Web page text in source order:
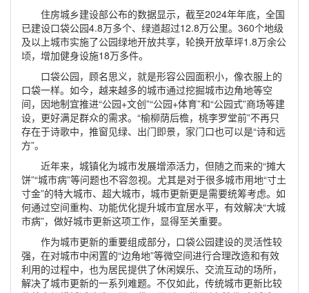
住房城乡建设部公布的数据显示，截至2024年年底，全国
已建设口袋公园4.8万多个、绿道超过12.8万公里。360个地级
及以上城市实施了公园绿地开放共享，轮换开放草坪1.8万余公
顷，增加健身设施18万多件。
口袋公园，顾名思义，就是形容公园面积小，像衣服上的
口袋一样。如今，越来越多的城市通过挖掘城市边角地等空
间，因地制宜推进“公园+文创”“公园+体育”和“公园式”商场等建
设，更好满足群众的需求。“榆柳荫后檐，桃李罗堂前”不再只
存在于诗歌中，推窗见绿、出门即景，家门口也可以是“诗和远
方”。
近年来，城镇化为城市发展增添活力，但随之而来的“摊大
饼”“城市病”等问题也不容忽视。尤其是对于很多城市用地“寸土
寸金”的特大城市、超大城市，城市更新更是需要统筹考虑。如
何通过空间重构、功能优化提升城市宜居水平，有效解决“大城
市病”，做好城市更新这项工作，显得至关重要。
作为城市更新的重要组成部分，口袋公园建设的灵活性较
强，在对城市中闲置的“边角地”等微空间进行合理改造和有效
利用的过程中，也为居民提供了休闲娱乐、交流互动的场所，
解决了城市更新的一系列难题。不仅如此，传统城市更新比较